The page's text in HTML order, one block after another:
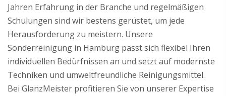
Jahren Erfahrung in der Branche und regelmäßigen
Schulungen sind wir bestens gerüstet, um jede
Herausforderung zu meistern. Unsere
Sonderreinigung in Hamburg passt sich flexibel Ihren
individuellen Bedürfnissen an und setzt auf modernste
Techniken und umweltfreundliche Reinigungsmittel.
Bei GlanzMeister profitieren Sie von unserer Expertise